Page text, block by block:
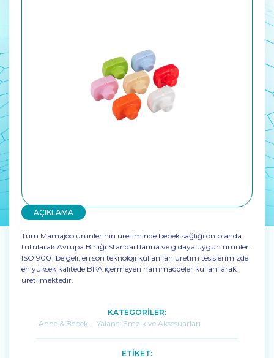
AÇIKLAMA
Tüm Mamajoo ürünlerinin üretiminde bebek sağlığı ön planda
tutularak Avrupa Birliği Standartlarına ve gıdaya uygun ürünler.
ISO 9001 belgeli, en son teknoloji kullanılan üretim tesislerimizde
en yüksek kalitede BPA içermeyen hammaddeler kullanılarak
üretilmektedir.
KATEGORİLER:
Anne & Bebek
Yalancı Emzik ve Aksesuarları
ETİKET: